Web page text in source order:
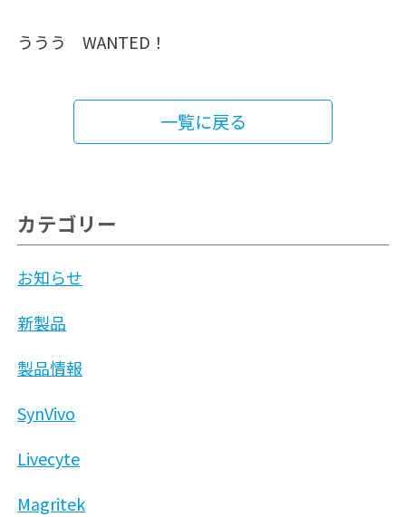
ううう WANTED！
一覧に戻る
カテゴリー
お知らせ
新製品
製品情報
SynVivo
Livecyte
Magritek